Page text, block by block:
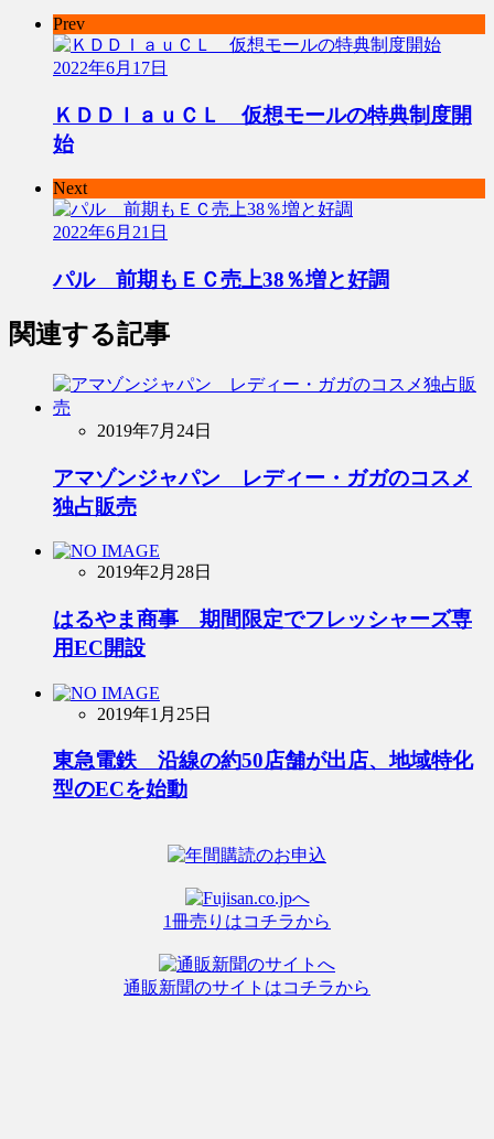
Prev
2022年6月17日
ＫＤＤＩａｕＣＬ 仮想モールの特典制度開
始
Next
2022年6月21日
パル 前期もＥＣ売上38％増と好調
関連する記事
2019年7月24日
アマゾンジャパン レディー・ガガのコスメ
独占販売
2019年2月28日
はるやま商事 期間限定でフレッシャーズ専
用EC開設
2019年1月25日
東急電鉄 沿線の約50店舗が出店、地域特化
型のECを始動
1冊売りはコチラから
通販新聞のサイトはコチラから